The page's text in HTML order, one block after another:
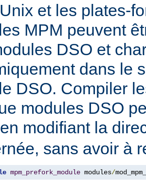
et les plates-
MPM peuvent
DSO et
dans le
DSO. Compiler
modules DSO
modifiant la
sans avoir à
mpm_prefork_module modules/